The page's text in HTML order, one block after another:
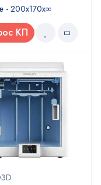
- 200х170х∞
КП